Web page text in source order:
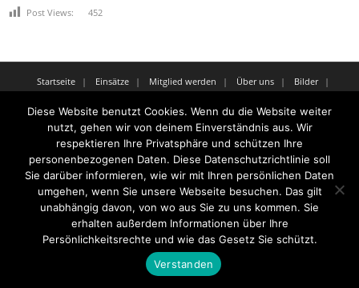
Post Views: 452
Startseite Einsätze Mitglied werden Über uns
Bilder
Theme byThink Up Themes Ltd. Powered byWordPress.
Diese Website benutzt Cookies. Wenn du die Website weiter
nutzt, gehen wir von deinem Einverständnis aus. Wir
respektieren Ihre Privatsphäre und schützen Ihre
personenbezogenen Daten. Diese Datenschutzrichtlinie soll
Sie darüber informieren, wie wir mit Ihren persönlichen Daten
umgehen, wenn Sie unsere Webseite besuchen. Das gilt
unabhängig davon, von wo aus Sie zu uns kommen. Sie
erhalten außerdem Informationen über Ihre
Persönlichkeitsrechte und wie das Gesetz Sie schützt.
Verstanden